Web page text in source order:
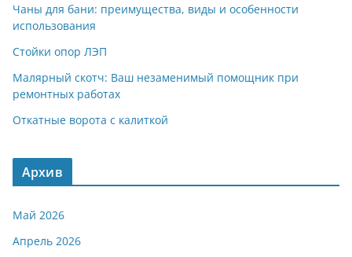
Чаны для бани: преимущества, виды и особенности
использования
Стойки опор ЛЭП
Малярный скотч: Ваш незаменимый помощник при
ремонтных работах
Откатные ворота с калиткой
Архив
Май 2026
Апрель 2026